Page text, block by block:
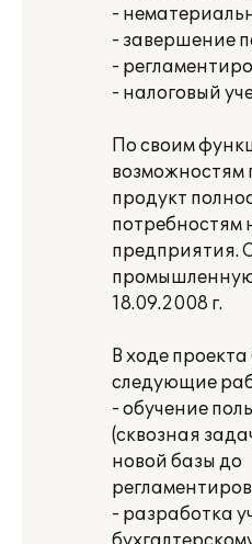
-
- завершение
-
- налоговый
По своим
возможностям
продукт
потребностям
предприятия.
18.09.2008 г.
В ходе
следующие
- обучение
(сквозная
новой базы до
- разработка